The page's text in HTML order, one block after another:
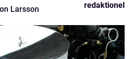
Larsson redaktionel